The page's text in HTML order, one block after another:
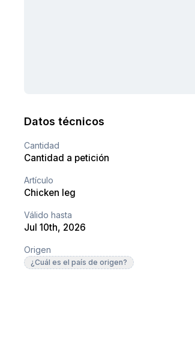
Datos técnicos
Cantidad
Cantidad a petición
Artículo
Chicken leg
Válido hasta
Jul 10th, 2026
Origen
¿Cuál es el país de origen?